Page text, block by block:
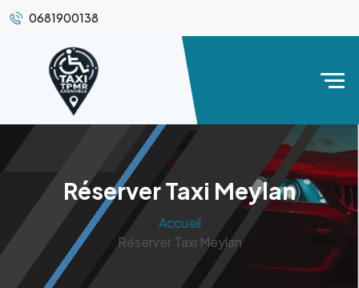
0681900138
Réserver Taxi Meylan
Accueil
Réserver Taxi Meylan